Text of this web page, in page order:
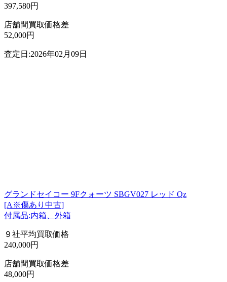
397,580円
店舗間買取価格差
52,000円
査定日:2026年02月09日
グランドセイコー 9Fクォーツ SBGV027 レッド Qz
[A※傷あり中古]
付属品:内箱、外箱
９社平均買取価格
240,000円
店舗間買取価格差
48,000円